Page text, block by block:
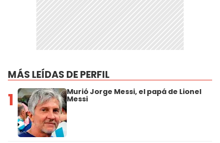
MÁS LEÍDAS DE PERFIL
1 Murió Jorge Messi, el papá de Lionel
Messi